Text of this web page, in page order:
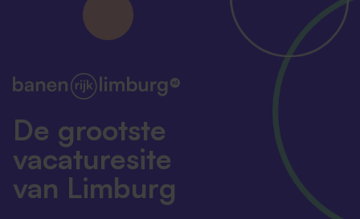
De grootste
vacaturesite
van Limburg